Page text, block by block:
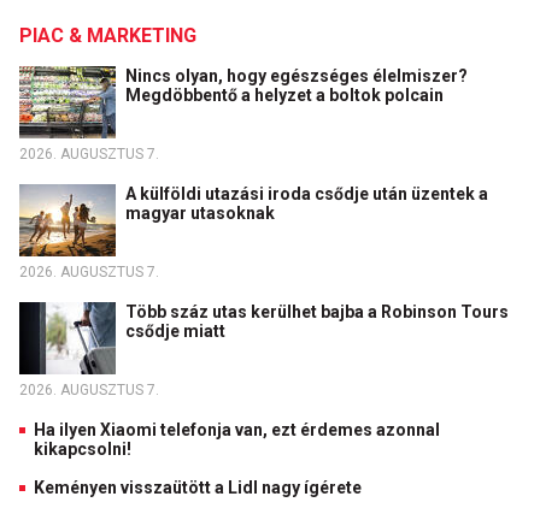
PIAC & MARKETING
Nincs olyan, hogy egészséges élelmiszer?
Megdöbbentő a helyzet a boltok polcain
2026. AUGUSZTUS 7.
A külföldi utazási iroda csődje után üzentek a
magyar utasoknak
2026. AUGUSZTUS 7.
Több száz utas kerülhet bajba a Robinson Tours
csődje miatt
2026. AUGUSZTUS 7.
Ha ilyen Xiaomi telefonja van, ezt érdemes azonnal
kikapcsolni!
Keményen visszaütött a Lidl nagy ígérete